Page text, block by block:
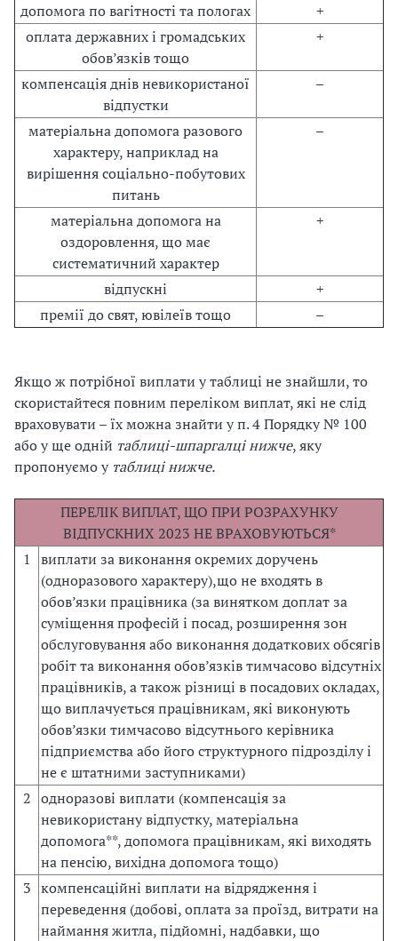
допомога по вагітності та пологах
+
оплата державних і громадських
обов’язків тощо
+
компенсація днів невикористаної
відпустки
–
матеріальна допомога разового
характеру, наприклад на
вирішення соціально-побутових
питань
–
матеріальна допомога на
оздоровлення, що має
систематичний характер
+
відпускні
+
премії до свят, ювілеїв тощо
–
Якщо ж потрібної виплати у таблиці не знайшли, то
скористайтеся повним переліком виплат, які не слід
враховувати – їх можна знайти у п. 4 Порядку № 100
або у ще одній таблиці-шпаргалці нижче, яку
пропонуємо у таблиці нижче.
ПЕРЕЛІК ВИПЛАТ, ЩО ПРИ РОЗРАХУНКУ
ВІДПУСКНИХ 2023 НЕ ВРАХОВУЮТЬСЯ*
1 виплати за виконання окремих доручень
(одноразового характеру),що не входять в
обов’язки працівника (за винятком доплат за
суміщення професій і посад, розширення зон
обслуговування або виконання додаткових обсягів
робіт та виконання обов’язків тимчасово відсутніх
працівників, а також різниці в посадових окладах,
що виплачується працівникам, які виконують
обов’язки тимчасово відсутнього керівника
підприємства або його структурного підрозділу і
не є штатними заступниками)
2 одноразові виплати (компенсація за
невикористану відпустку, матеріальна
допомога**, допомога працівникам, які виходять
на пенсію, вихідна допомога тощо)
3 компенсаційні виплати на відрядження і
переведення (добові, оплата за проїзд, витрати на
наймання житла, підйомні, надбавки, що